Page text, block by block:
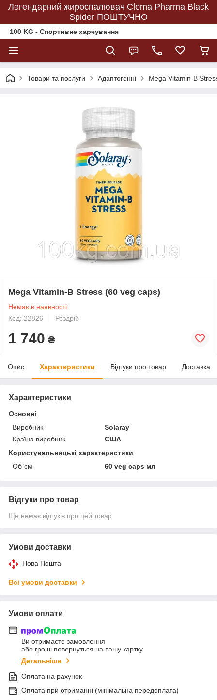
Легендарний жироспалювач Cloma Pharma Black
Spider ПОШТУЧНО
100 KG - Спортивне харчування
Товари та послуги Адаптогенні Mega Vitamin-B
Mega Vitamin-B Stress (60 veg caps)
Немає в наявності
Код: 22826
Роздріб
1 740 ₴
Опис Характеристики Відгуки про товар Доставка
Характеристики
Основні
Виробник
Solaray
Країна виробник
США
Користувальницькі характеристики
Об`єм
60 veg caps мл
Відгуки про товар
Ще немає відгуків про цей товар
Умови доставки
Нова Пошта
Всі умови доставки
Умови оплати
Ви отримаєте замовлення
або гроші повернуться на вашу картку
Детальніше
Оплата на рахунок
Оплата при отриманні (мінімальна передоплата)